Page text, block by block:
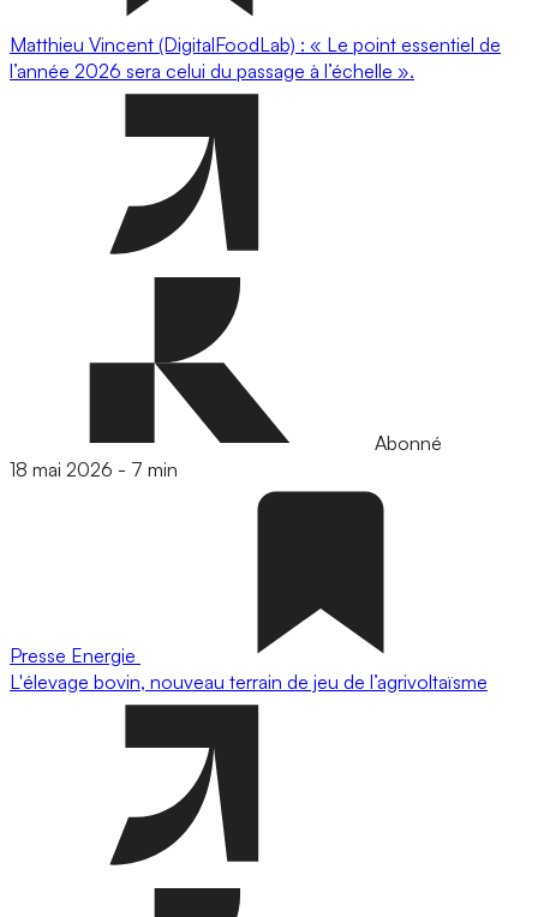
Matthieu Vincent (DigitalFoodLab) : « Le point essentiel de
l’année 2026 sera celui du passage à l’échelle ».
Abonné
18 mai 2026 - 7 min
Presse Energie
L'élevage bovin, nouveau terrain de jeu de l’agrivoltaïsme